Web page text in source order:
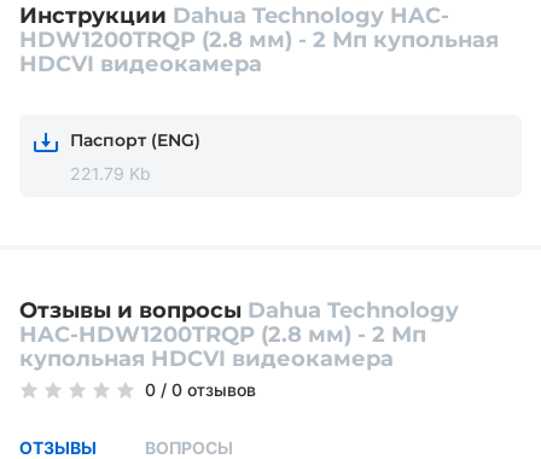
Инструкции Dahua Technology HAC-
HDW1200TRQP (2.8 мм) - 2 Мп купольная
HDCVI видеокамера
Паспорт (ENG)
221.79 Kb
Отзывы и вопросы Dahua Technology
HAC-HDW1200TRQP (2.8 мм) - 2 Мп
купольная HDCVI видеокамера
0 / 0 отзывов
ОТЗЫВЫ ВОПРОСЫ